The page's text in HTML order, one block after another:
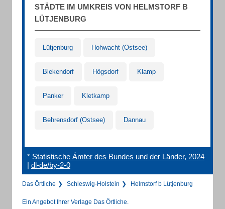
STÄDTE IM UMKREIS VON HELMSTORF B
LÜTJENBURG
Lütjenburg Hohwacht (Ostsee)
Blekendorf Högsdorf Klamp
Panker Kletkamp
Behrensdorf (Ostsee) Dannau
* Statistische Ämter des Bundes und der Länder, 2024
| dl-de/by-2-0
Das Örtliche Schleswig-Holstein Helmstorf b Lütjenburg
Ein Angebot Ihrer Verlage Das Örtliche.